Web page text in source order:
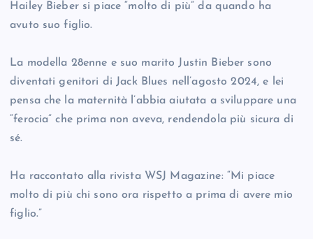
Hailey Bieber si piace “molto di più” da quando ha
avuto suo figlio.
La modella 28enne e suo marito Justin Bieber sono
diventati genitori di Jack Blues nell’agosto 2024, e lei
pensa che la maternità l’abbia aiutata a sviluppare una
“ferocia” che prima non aveva, rendendola più sicura di
sé.
Ha raccontato alla rivista WSJ Magazine: “Mi piace
molto di più chi sono ora rispetto a prima di avere mio
figlio.”